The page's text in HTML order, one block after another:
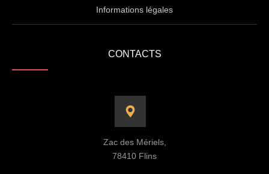
Informations légales
CONTACTS
Zac des Mériels,
78410 Flins